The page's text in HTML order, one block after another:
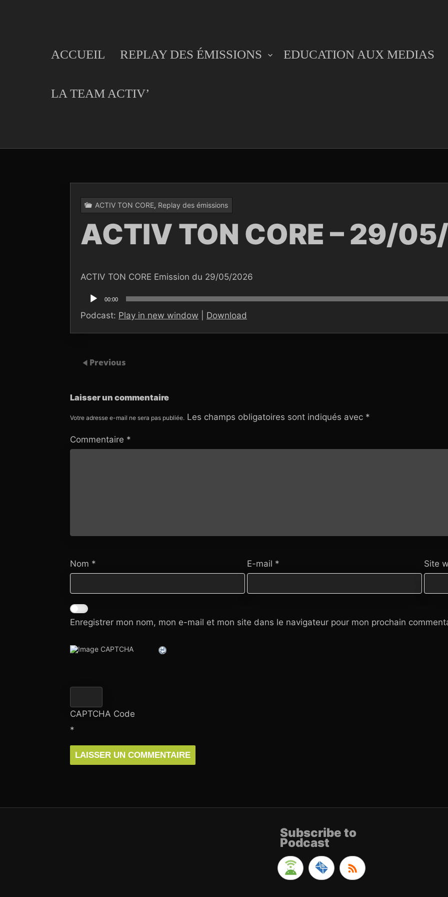
ACCUEIL REPLAY DES ÉMISSIONS EDUCATION AUX MEDIAS
LA TEAM ACTIV’
ACTIV TON CORE, Replay des émissions
ACTIV TON CORE – 29/
ACTIV TON CORE Emission du 29/05/2026
audio
00:00
Podcast: Play in new window Download
Previous
Laisser un commentaire
Votre adresse e-mail ne sera pas publiée. Les champs obligatoires sont indiqués avec *
Commentaire *
Nom * E-mail * Site
Enregistrer mon nom, mon e-mail et mon site dans le navigateur pour mon prochain
CAPTCHA Code
*
Subscribe to
Podcast